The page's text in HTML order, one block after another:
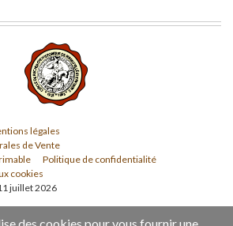
légales
de Vente
Politique de confidentialité
cookies
juillet 2026